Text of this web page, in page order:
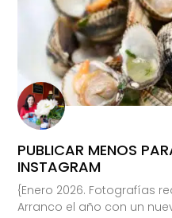
PUBLICAR MENOS
INSTAGRAM
{Enero 2026. Fotografías
Arranco el año con un